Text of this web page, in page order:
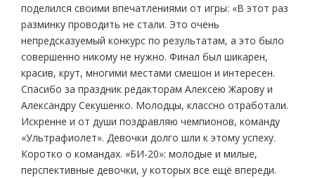
поделился своими впечатлениями от игры: «В этот раз
разминку проводить не стали. Это очень
непредсказуемый конкурс по результатам, а это было
совершенно никому не нужно. Финал был шикарен,
красив, крут, многими местами смешон и интересен.
Спасибо за праздник редакторам Алексею Жарову и
Александру Секушенко. Молодцы, классно отработали.
Искренне и от души поздравляю чемпионов, команду
«Ультрафиолет». Девочки долго шли к этому успеху.
Коротко о командах. «БИ-20»: молодые и милые,
перспективные девочки, у которых все ещё впереди.